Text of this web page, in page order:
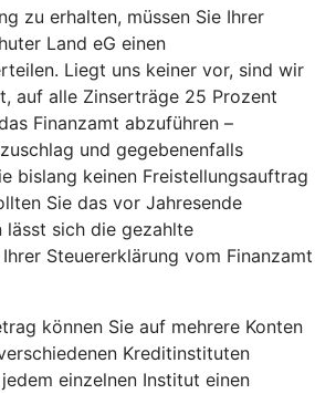
zu erhalten, müssen Sie Ihrer
Land eG einen
Liegt uns keiner vor, sind wir
auf alle Zinserträge 25 Prozent
Finanzamt abzuführen –
und gegebenenfalls
bislang keinen Freistellungsauftrag
Sie das vor Jahresende
lässt sich die gezahlte
Steuererklärung vom Finanzamt
können Sie auf mehrere Konten
Kreditinstituten
einzelnen Institut einen